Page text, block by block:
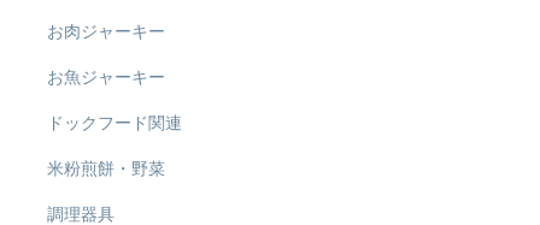
お肉ジャーキー
お魚ジャーキー
ドックフード関連
米粉煎餅・野菜
調理器具